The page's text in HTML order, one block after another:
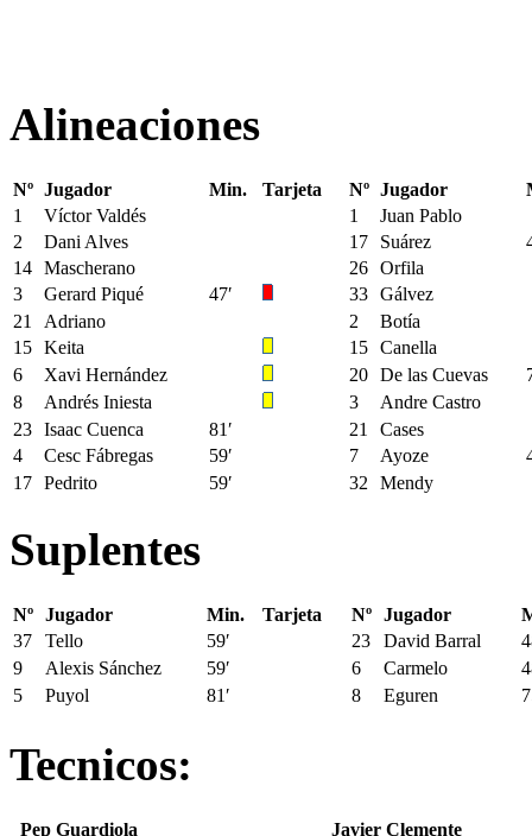
Alineaciones
Nº Jugador Min. Tarjeta Nº Jugador
1
Víctor Valdés 1
Juan Pablo
2
Dani Alves 17 Suárez
14 Mascherano 26 Orfila
3
Gerard Piqué 47′ 33 Gálvez
21
Adriano 2
Botía
15 Keita 15 Canella
6
Xavi Hernández 20 De las Cuevas
8
Andrés Iniesta 3
Andre Castro
23 Isaac Cuenca 81′ 21
Cases
4
Cesc Fábregas 59′ 7 Ayoze
17 Pedrito 59′ 32 Mendy
Suplentes
Nº Jugador Min. Tarjeta Nº Jugador
37
Tello 59′ 23 David Barral
9
Alexis Sánchez 59′ 6 Carmelo
5
Puyol 81′ 8 Eguren
Tecnicos:
Pep Guardiola Javier Clemente